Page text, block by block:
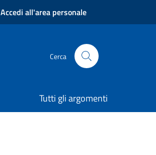
Accedi all'area personale
Cerca
Tutti gli argomenti